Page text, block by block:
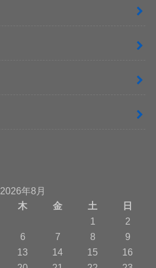
2026年8月
木 金 土
日
1
2
6 7 8
9
13 14 15
16